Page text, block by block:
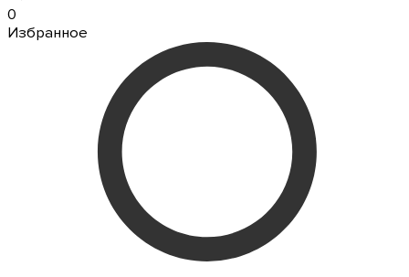
0
Избранное